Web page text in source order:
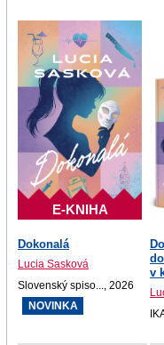
E-KNIHA
Dokonalá
Lucia Sasková
Slovenský spiso..., 2026
NOVINKA
v